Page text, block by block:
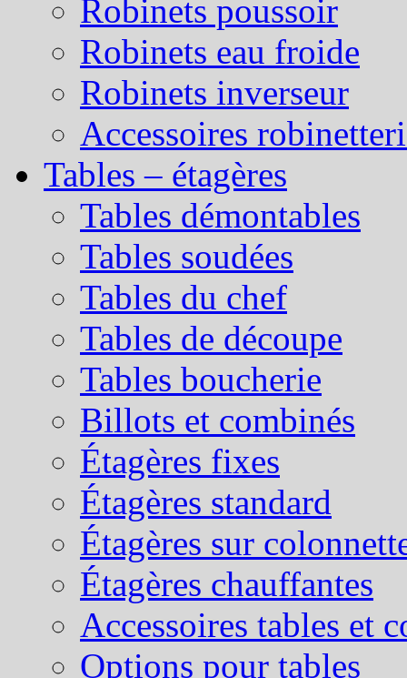
Robinets poussoir
Robinets eau froide
Robinets inverseur
Accessoires
Tables – étagères
Tables démontables
Tables soudées
Tables du chef
Tables de découpe
Tables boucherie
Billots et combinés
Étagères fixes
Étagères standard
Étagères sur
Étagères chauffantes
Accessoires tables et
Options pour tables